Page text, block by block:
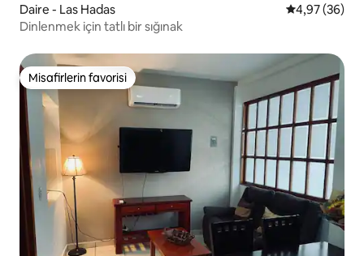
Daire - Las Hadas 5 üzerinden
4,97 (36)
Dinlenmek için tatlı bir sığınak
Misafirlerin favorisi
Misafirlerin favorisi